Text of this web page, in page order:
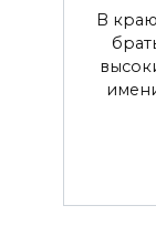
B